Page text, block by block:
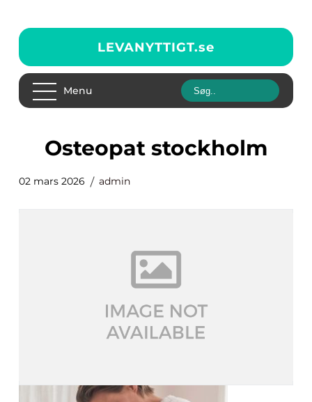
LEVANYTTIGT.se
Menu
osteopat stockholm
02 mars 2026 admin